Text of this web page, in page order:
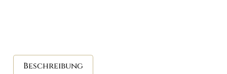
Beschreibung